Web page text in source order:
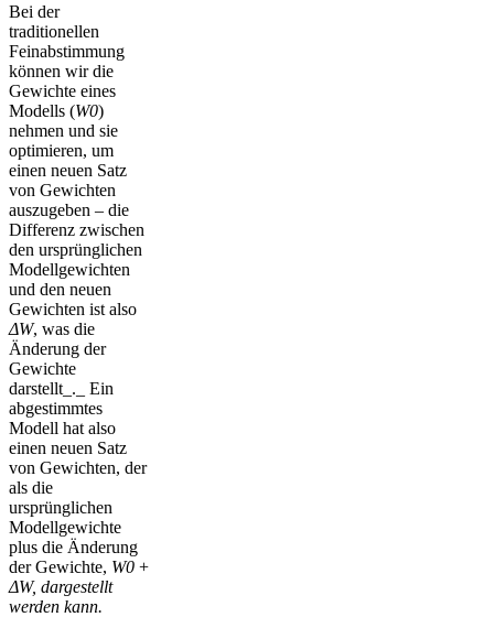
Bei der
traditionellen
Feinabstimmung
können wir die
Gewichte eines
Modells (W0)
nehmen und sie
optimieren, um
einen neuen Satz
von Gewichten
auszugeben – die
Differenz zwischen
den ursprünglichen
Modellgewichten
und den neuen
Gewichten ist also
ΔW, was die
Änderung der
Gewichte
darstellt_._ Ein
abgestimmtes
Modell hat also
einen neuen Satz
von Gewichten, der
als die
ursprünglichen
Modellgewichte
plus die Änderung
der Gewichte, W0 +
ΔW, dargestellt
werden kann.